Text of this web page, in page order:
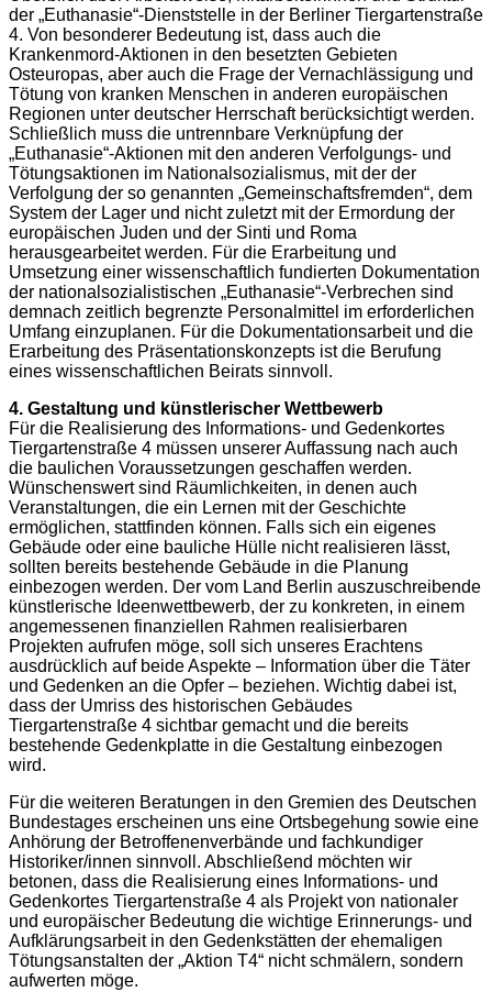
der „Euthanasie“-Dienststelle in der Berliner Tiergartenstraße
4. Von besonderer Bedeutung ist, dass auch die
Krankenmord-Aktionen in den besetzten Gebieten
Osteuropas, aber auch die Frage der Vernachlässigung und
Tötung von kranken Menschen in anderen europäischen
Regionen unter deutscher Herrschaft berücksichtigt werden.
Schließlich muss die untrennbare Verknüpfung der
„Euthanasie“-Aktionen mit den anderen Verfolgungs- und
Tötungsaktionen im Nationalsozialismus, mit der der
Verfolgung der so genannten „Gemeinschaftsfremden“, dem
System der Lager und nicht zuletzt mit der Ermordung der
europäischen Juden und der Sinti und Roma
herausgearbeitet werden. Für die Erarbeitung und
Umsetzung einer wissenschaftlich fundierten Dokumentation
der nationalsozialistischen „Euthanasie“-Verbrechen sind
demnach zeitlich begrenzte Personalmittel im erforderlichen
Umfang einzuplanen. Für die Dokumentationsarbeit und die
Erarbeitung des Präsentationskonzepts ist die Berufung
eines wissenschaftlichen Beirats sinnvoll.
4. Gestaltung und künstlerischer Wettbewerb
Für die Realisierung des Informations- und Gedenkortes
Tiergartenstraße 4 müssen unserer Auffassung nach auch
die baulichen Voraussetzungen geschaffen werden.
Wünschenswert sind Räumlichkeiten, in denen auch
Veranstaltungen, die ein Lernen mit der Geschichte
ermöglichen, stattfinden können. Falls sich ein eigenes
Gebäude oder eine bauliche Hülle nicht realisieren lässt,
sollten bereits bestehende Gebäude in die Planung
einbezogen werden. Der vom Land Berlin auszuschreibende
künstlerische Ideenwettbewerb, der zu konkreten, in einem
angemessenen finanziellen Rahmen realisierbaren
Projekten aufrufen möge, soll sich unseres Erachtens
ausdrücklich auf beide Aspekte – Information über die Täter
und Gedenken an die Opfer – beziehen. Wichtig dabei ist,
dass der Umriss des historischen Gebäudes
Tiergartenstraße 4 sichtbar gemacht und die bereits
bestehende Gedenkplatte in die Gestaltung einbezogen
wird.
Für die weiteren Beratungen in den Gremien des Deutschen
Bundestages erscheinen uns eine Ortsbegehung sowie eine
Anhörung der Betroffenenverbände und fachkundiger
Historiker/innen sinnvoll. Abschließend möchten wir
betonen, dass die Realisierung eines Informations- und
Gedenkortes Tiergartenstraße 4 als Projekt von nationaler
und europäischer Bedeutung die wichtige Erinnerungs- und
Aufklärungsarbeit in den Gedenkstätten der ehemaligen
Tötungsanstalten der „Aktion T4“ nicht schmälern, sondern
aufwerten möge.